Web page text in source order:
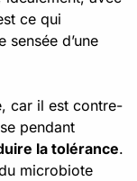
ce qui
d’une
car il est contre-
pendant
la tolérance.
microbiote